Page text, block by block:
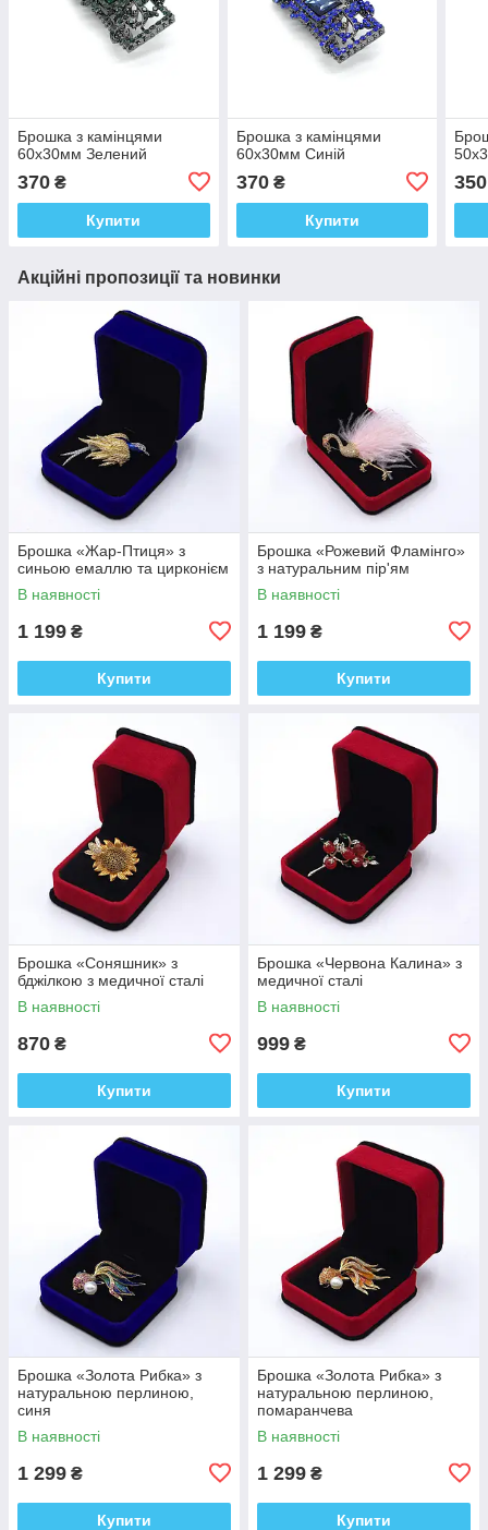
Брошка з камінцями
60х30мм Зелений
370 ₴
Купити
Брошка з камінцями
60х30мм Синій
370₴
Купити
350
Акційні пропозиції та новинки
Брошка «Жар-Птиця» з
синьою емаллю та цирконієм
В наявності
1 199 ₴
Купити
Брошка «Рожевий Фламінго»
з натуральним пір'ям
В наявності
1 199 ₴
Купити
Брошка «Соняшник» з
бджілкою з медичної сталі
В наявності
870 ₴
Купити
Брошка «Червона Калина» з
медичної сталі
В наявності
999 ₴
Купити
Брошка «Золота Рибка» з
натуральною перлиною,
синя
В наявності
1 299 ₴
Купити
Брошка «Золота Рибка» з
натуральною перлиною,
помаранчева
В наявності
1 299 ₴
Купити